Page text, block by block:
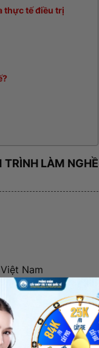
thực tế điều trị
LÀM NGHỀ
Nam
trình Thạc sĩ Y
thuật vững chắc
góc độ thẩm mỹ